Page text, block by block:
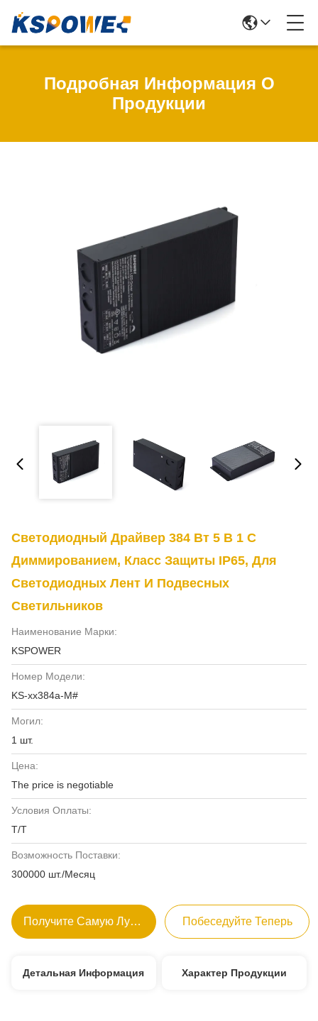
Подробная Информация О
Продукции
Светодиодный Драйвер 384 Вт 5 В 1 С
Диммированием, Класс Защиты IP65, Для
Светодиодных Лент И Подвесных
Светильников
Наименование Марки:
KSPOWER
Номер Модели:
KS-xx384a-M#
Могил:
1 шт.
Цена:
The price is negotiable
Условия Оплаты:
Т/Т
Возможность Поставки:
300000 шт./Месяц
Получите Самую Лучшую Цену Побеседуйте Теперь
Детальная Информация Характер Продукции